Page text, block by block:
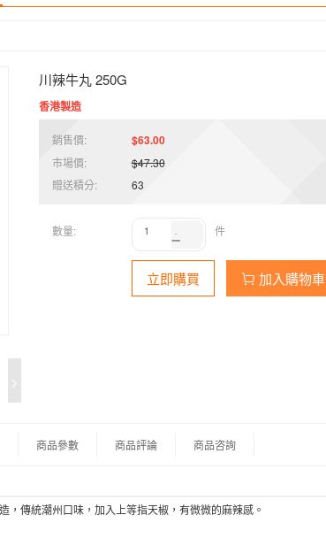
川辣牛丸 250G
香港製造
銷售價: $63.00
市場價:
$47.30
贈送積分:
63
數量: 件
立即購買 加入購物車
商品參數 商品評論 商品咨詢
，傳統潮州口味，加入上等指天椒，有微微的麻辣感。